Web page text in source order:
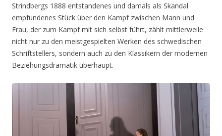
Strindbergs 1888 entstandenes und damals als Skandal
empfundenes Stück über den Kampf zwischen Mann und
Frau, der zum Kampf mit sich selbst führt, zählt mittlerweile
nicht nur zu den meistgespielten Werken des schwedischen
Schriftstellers, sondern auch zu den Klassikern der modernen
Beziehungsdramatik überhaupt.